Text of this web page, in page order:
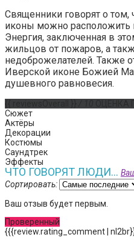
Священники говорят о
иконы можно
Энергия, заключенная в
жильцов от пожаров, а
недоброжелателей. Также
Иверской иконе Божией
душевного равновесия.
Сюжет
Актёры
Декорации
Костюмы
Саундтрек
Эффекты
ЧТО ГОВОРЯТ ЛЮДИ...
Сортировать:
Ваш отзыв будет первым.
Проверенный
{{{review.rating_comment |